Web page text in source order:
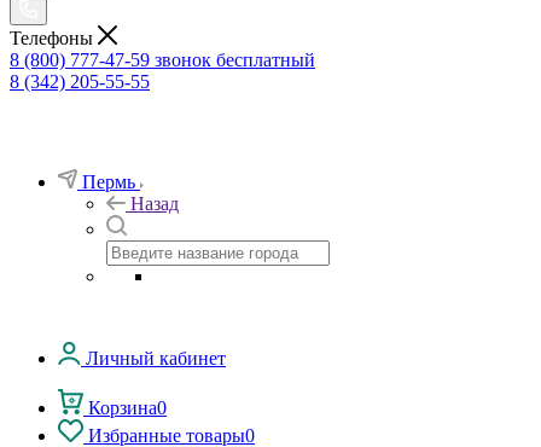
Телефоны
8 (800) 777-47-59 звонок бесплатный
8 (342) 205-55-55
Пермь
Назад
Личный кабинет
Корзина0
Избранные товары0